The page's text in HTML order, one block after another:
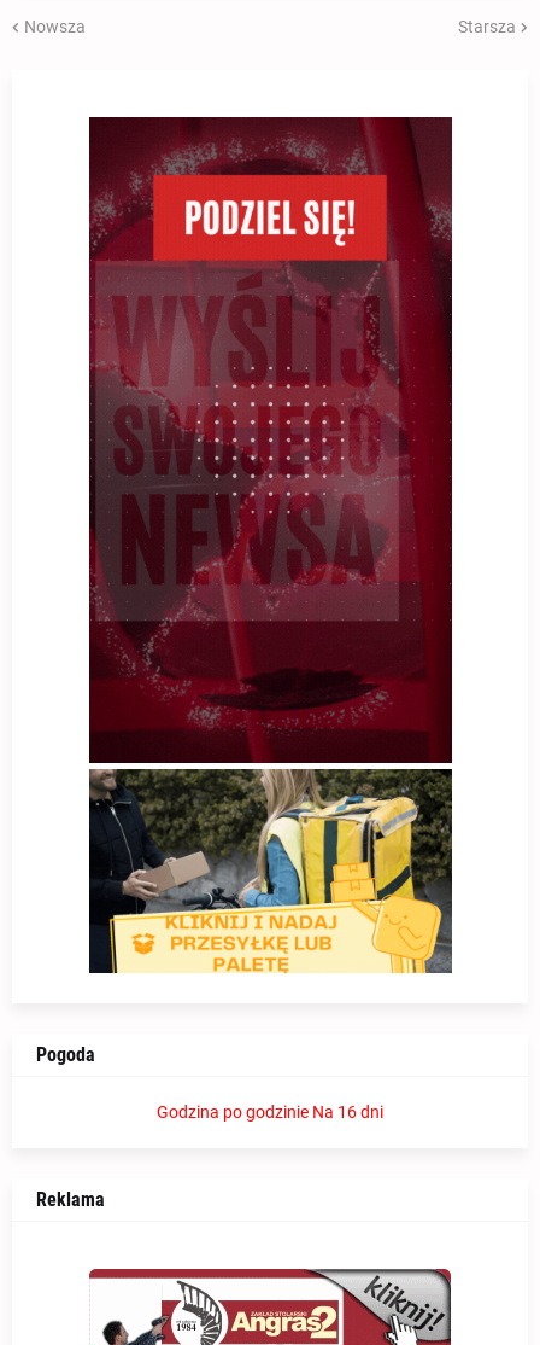
Nowsza Starsza
Pogoda
Godzina po godzinie Na 16 dni
Reklama